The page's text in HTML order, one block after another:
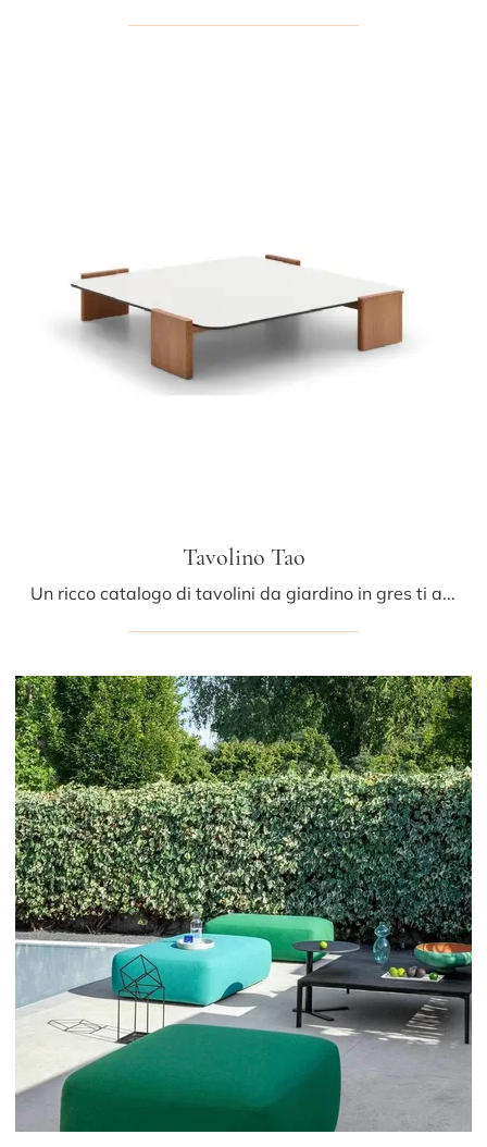
Tavolino Tao
Un ricco catalogo di tavolini da giardino in gres ti aspetta nel nostro showroom: clicca e scopri il modello Tavolino Tao di Ditre Italia.